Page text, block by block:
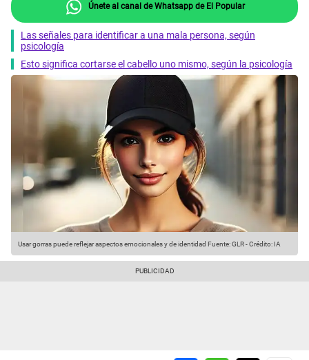
Únete al canal de Whatsapp de El Popular
Las señales para identificar a una mala persona, según
psicología
Esto significa cortarse el cabello uno mismo, según la psicología
Usar gorras puede reflejar aspectos emocionales y de identidad Fuente: GLR-Crédito: IA